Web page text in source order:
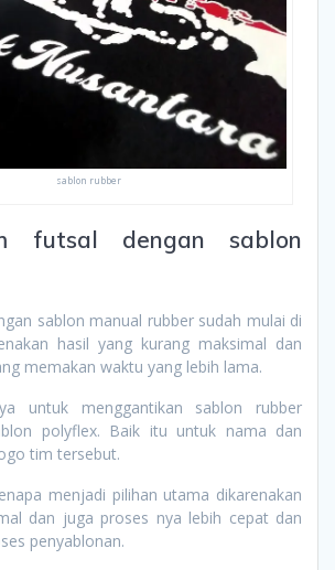
sablon rubber
futsal dengan sablon
sablon manual rubber sudah mulai di
hasil yang kurang maksimal dan
memakan waktu yang lebih lama.
untuk menggantikan sablon rubber
polyflex. Baik itu untuk nama dan
tim tersebut.
menjadi pilihan utama dikarenakan
dan juga proses nya lebih cepat dan
penyablonan.